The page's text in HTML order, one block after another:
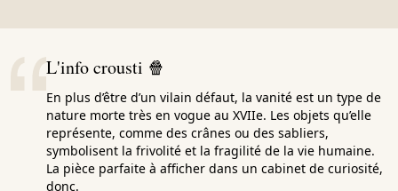
L'info crousti 🍿
En plus d’être d’un vilain défaut, la vanité est un type de
nature morte très en vogue au XVIIe. Les objets qu’elle
représente, comme des crânes ou des sabliers,
symbolisent la frivolité et la fragilité de la vie humaine.
La pièce parfaite à afficher dans un cabinet de curiosité,
donc.